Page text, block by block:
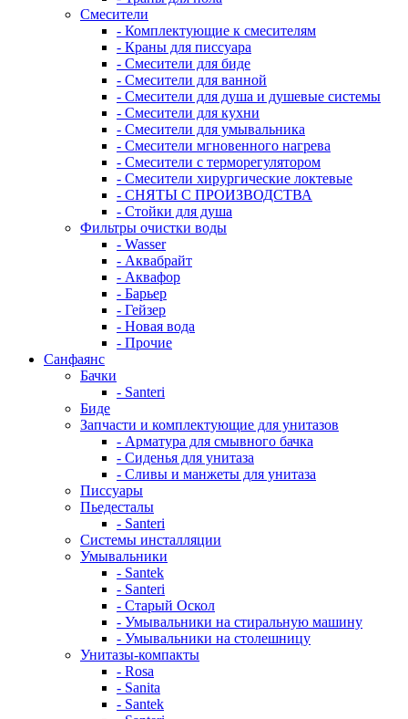
Смесители
- Комплектующие к смесителям
- Краны для писсуара
- Смесители для биде
- Смесители для ванной
- Смесители для душа и душевые системы
- Смесители для кухни
- Смесители для умывальника
- Смесители мгновенного нагрева
- Смесители с терморегулятором
- Смесители хирургические локтевые
- СНЯТЫ С ПРОИЗВОДСТВА
- Стойки для душа
Фильтры очистки воды
- Wasser
- Аквабрайт
- Аквафор
- Барьер
- Гейзер
- Новая вода
- Прочие
Санфаянс
Бачки
- Santeri
Биде
Запчасти и комплектующие для унитазов
- Арматура для смывного бачка
- Сиденья для унитаза
- Сливы и манжеты для унитаза
Писсуары
Пьедесталы
- Santeri
Системы инсталляции
Умывальники
- Santek
- Santeri
- Старый Оскол
- Умывальники на стиральную машину
- Умывальники на столешницу
Унитазы-компакты
- Rosa
- Sanita
- Santek